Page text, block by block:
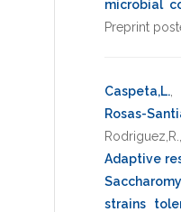
microbial
Preprint
Caspeta,L.
Rosas-
Rodriguez,R.
Adaptive
strains